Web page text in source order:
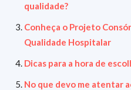
qualidade?
Conheça o Projeto
Qualidade Hospitalar
Dicas para a hora de
No que devo me atentar